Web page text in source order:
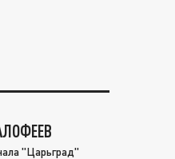
"Царьград"